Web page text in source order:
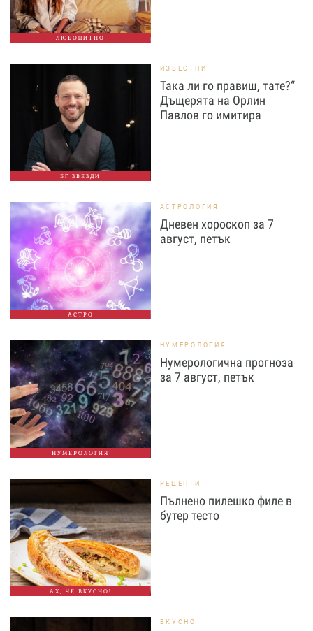
ЛЮБОПИТНО
БГ ЗВЕЗДИ
ИЗВЕСТНИ
Така ли го правиш, тате?“
Дъщерята на Орлин
Павлов го имитира
АСТРО
АСТРОЛОГИЯ
Дневен хороскоп за 7
август, петък
НУМЕРОЛОГИЯ
НУМЕРОЛОГИЯ
Нумерологична прогноза
за 7 август, петък
АХ, ЧЕ ВКУСНО!
РЕЦЕПТИ
Пълнено пилешко филе в
бутер тесто
ВКУСНО